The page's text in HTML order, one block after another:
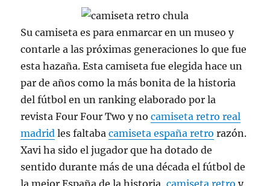
Su camiseta es para enmarcar en un museo y
contarle a las próximas generaciones lo que fue
esta hazaña. Esta camiseta fue elegida hace un
par de años como la más bonita de la historia
del fútbol en un ranking elaborado por la
revista Four Four Two y nocamiseta retro real
madrid les faltabacamiseta españa retro razón.
Xavi ha sido el jugador que ha dotado de
sentido durante más de una década el fútbol de
la mejor España de la historia,camiseta retro y